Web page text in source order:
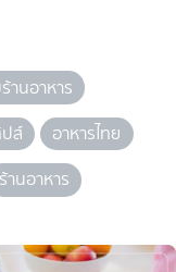
านอาหาร
ส์
อาหารไทย
ร้านอาหาร